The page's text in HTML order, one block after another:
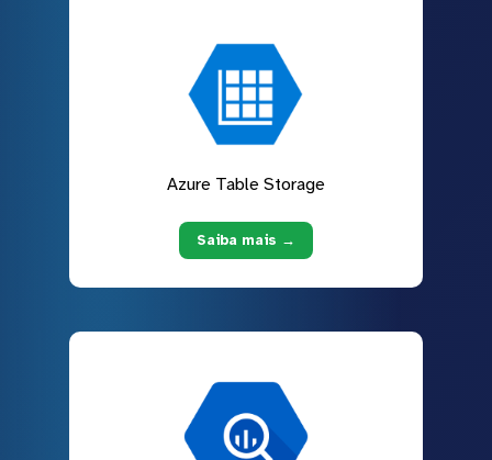
Azure Table Storage
Saiba mais →